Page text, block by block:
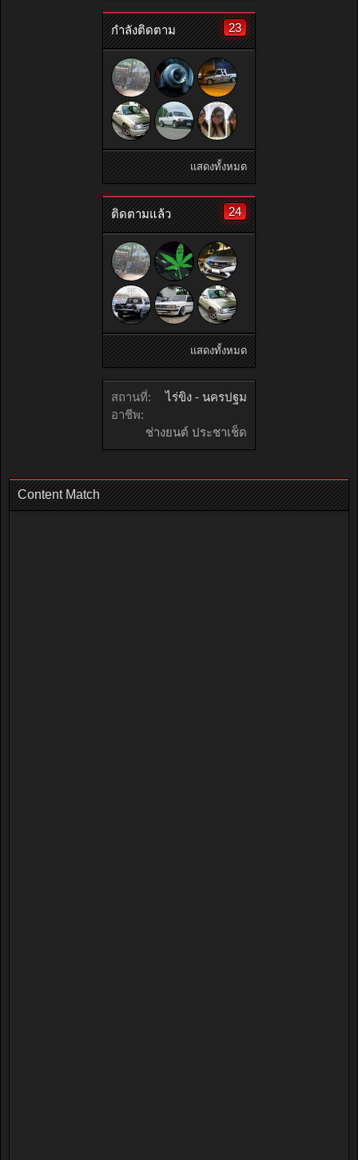
กำลังติดตาม 23
แสดงทั้งหมด
ติดตามแล้ว 24
แสดงทั้งหมด
สถานที่:
ไร่ขิง - นครปฐม
อาชีพ:
ช่างยนต์ ประชาเช็ด
Content Match